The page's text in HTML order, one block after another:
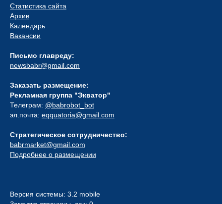
Статистика сайта
Архив
Календарь
Вакансии
Письмо главреду:
newsbabr@gmail.com
Заказать размещение:
Рекламная группа "Экватор"
Телеграм: @babrobot_bot
эл.почта: eqquatoria@gmail.com
Стратегическое сотрудничество:
babrmarket@gmail.com
Подробнее о размещении
Версия системы: 3.2 mobile